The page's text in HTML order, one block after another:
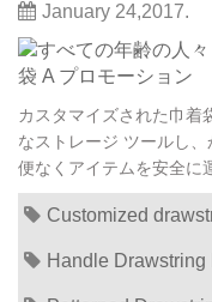
January 24,2017.
カスタマイズされた巾着
なストレージ ツールし
便なくアイテムを安全に
よび関数これらのカスタ
果的な販促ツール デザ
ン。プロモーション製品
楽しみください誰もをし
Customized
Handle Drawstring